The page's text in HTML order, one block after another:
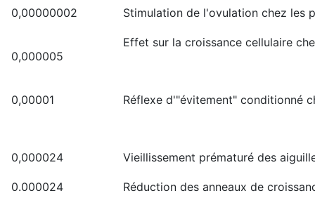
0,00000002 Stimulation de l'ovulation chez les
0,000005
Effet sur la croissance cellulaire
0,00001 Réflexe d'"évitement" conditionné
0,000024 Vieillissement prématuré des
0.000024 Réduction des anneaux de